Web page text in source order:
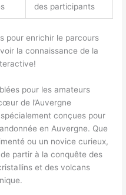
des participants
pour enrichir le parcours
la connaissance de la
pour les amateurs
de l’Auvergne
conçues pour
en Auvergne. Que
ou un novice curieux,
partir à la conquête des
et des volcans